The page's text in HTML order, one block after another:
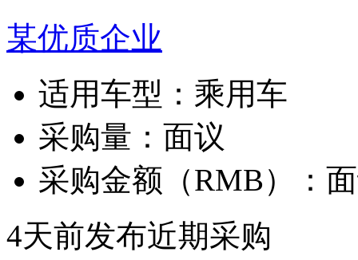
某优质企业
适用车型： 乘用车
采购量： 面议
采购金额（RMB）：
4天前发布近期采购